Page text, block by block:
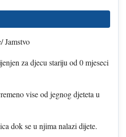
Jamstvo
za djecu stariju od 0 mjeseci
vise od jegnog djeteta u
dok se u njima nalazi dijete.